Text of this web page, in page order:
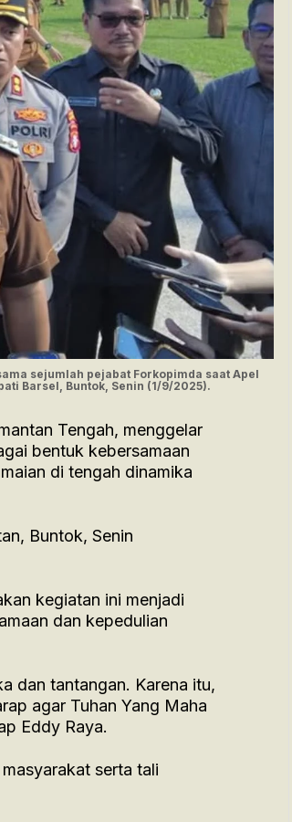
sejumlah pejabat Forkopimda saat Apel
Barsel, Buntok, Senin (1/9/2025).
Tengah, menggelar
bentuk kebersamaan
di tengah dinamika
Buntok, Senin
kegiatan ini menjadi
dan kepedulian
dan tantangan. Karena itu,
agar Tuhan Yang Maha
Eddy Raya.
serta tali